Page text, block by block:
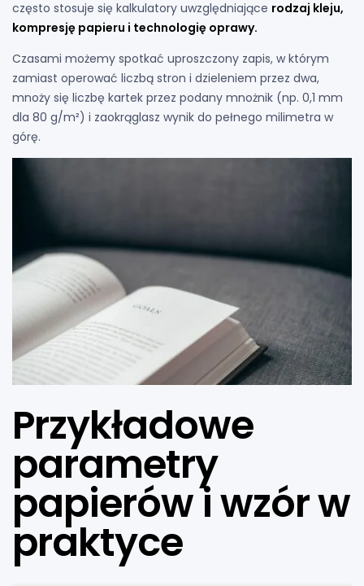
często stosuje się kalkulatory uwzględniające rodzaj kleju,
kompresję papieru i technologię oprawy.
Czasami możemy spotkać uproszczony zapis, w którym
zamiast operować liczbą stron i dzieleniem przez dwa,
mnoży się liczbę kartek przez podany mnożnik (np. 0,1 mm
dla 80 g/m²) i zaokrąglasz wynik do pełnego milimetra w
górę.
Przykładowe
parametry
papierów i wzór w
praktyce